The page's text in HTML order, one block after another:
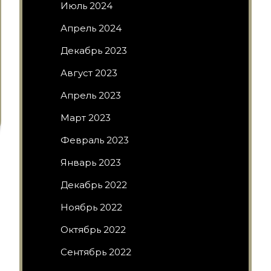
Июль 2024
Апрель 2024
Декабрь 2023
Август 2023
Апрель 2023
Март 2023
Февраль 2023
Январь 2023
Декабрь 2022
Ноябрь 2022
Октябрь 2022
Сентябрь 2022